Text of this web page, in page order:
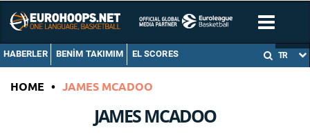
HABERLER BENIM TAKIMIM EL SCORES TR
HOME • JAMES MCADOO
JAMES MCADOO